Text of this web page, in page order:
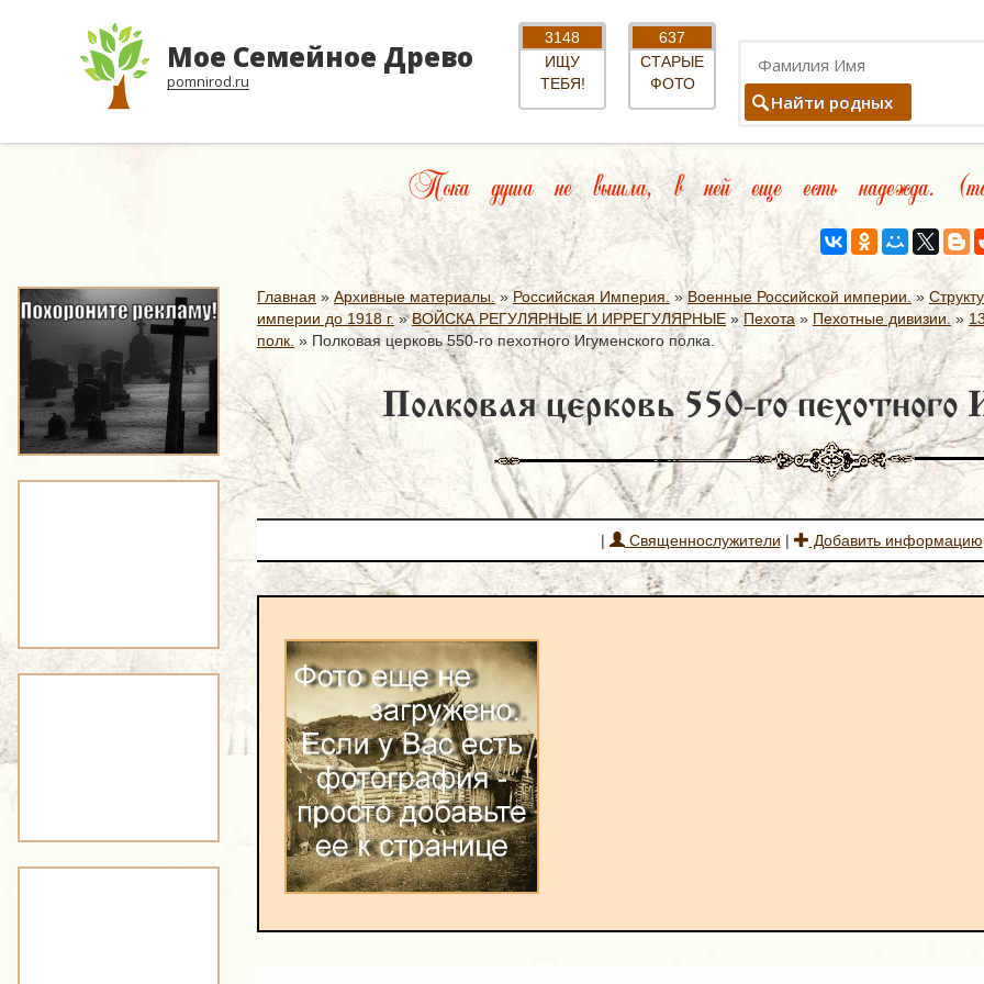
Мое Семейное Древо
pomnirod.ru
3148
ИЩУ
ТЕБЯ!
637
СТАРЫЕ
ФОТО
Найти родных
Пока душа не вышла, в ней еще есть надежда.
Главная » Архивные материалы. »Российская Империя. »Военные Российской империи. »
империи до 1918 г.»ВОЙСКА РЕГУЛЯРНЫЕ И ИРРЕГУЛЯРНЫЕ » Пехота » Пехотные дивизии. »
полк. » Полковая церковь 550-го пехотного Игуменского полка.
Полковая церковь 550-го пехотного
| Священнослужители | Добавить информацию